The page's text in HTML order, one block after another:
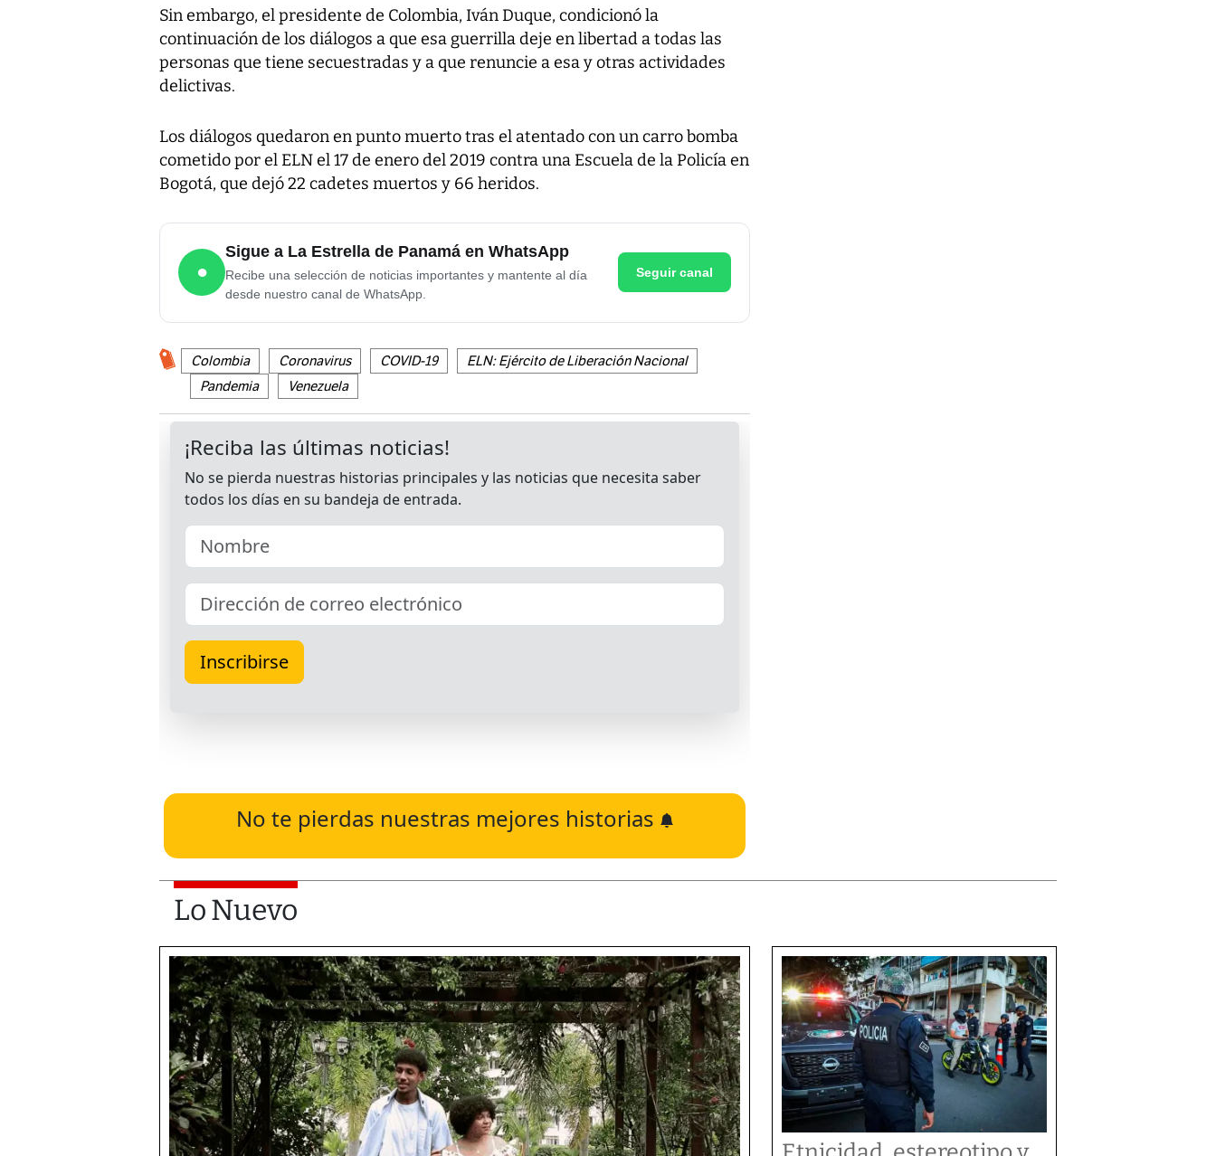
Sin embargo, el presidente de Colombia, Iván Duque, condicionó la
continuación de los diálogos a que esa guerrilla deje en libertad a todas las
personas que tiene secuestradas y a que renuncie a esa y otras actividades
delictivas.
Los diálogos quedaron en punto muerto tras el atentado con un carro bomba
cometido por el ELN el 17 de enero del 2019 contra una Escuela de la Policía en
Bogotá, que dejó 22 cadetes muertos y 66 heridos.
●
Sigue a La Estrella de Panamá en WhatsApp
Recibe una selección de noticias importantes y mantente al día
desde nuestro canal de WhatsApp.
Seguir canal
Colombia Coronavirus COVID-19
ELN: Ejército de Liberación Nacional
Pandemia
Venezuela
No te pierdas nuestras mejores historias
Lo Nuevo